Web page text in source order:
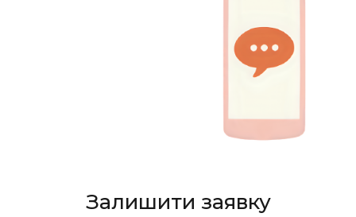
Залишити заявку